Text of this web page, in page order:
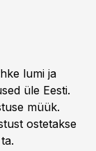
lumi ja
üle Eesti.
müük.
ostetakse